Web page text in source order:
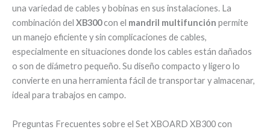
una variedad de cables y bobinas en sus instalaciones. La
combinación del XB300con el mandril multifunción permite
un manejo eficiente y sin complicaciones de cables,
especialmente en situaciones donde los cables están dañados
o son de diámetro pequeño. Su diseño compacto y ligero lo
convierte en una herramienta fácil de transportar y almacenar,
ideal para trabajos en campo.
Preguntas Frecuentes sobre el Set XBOARD XB300 con